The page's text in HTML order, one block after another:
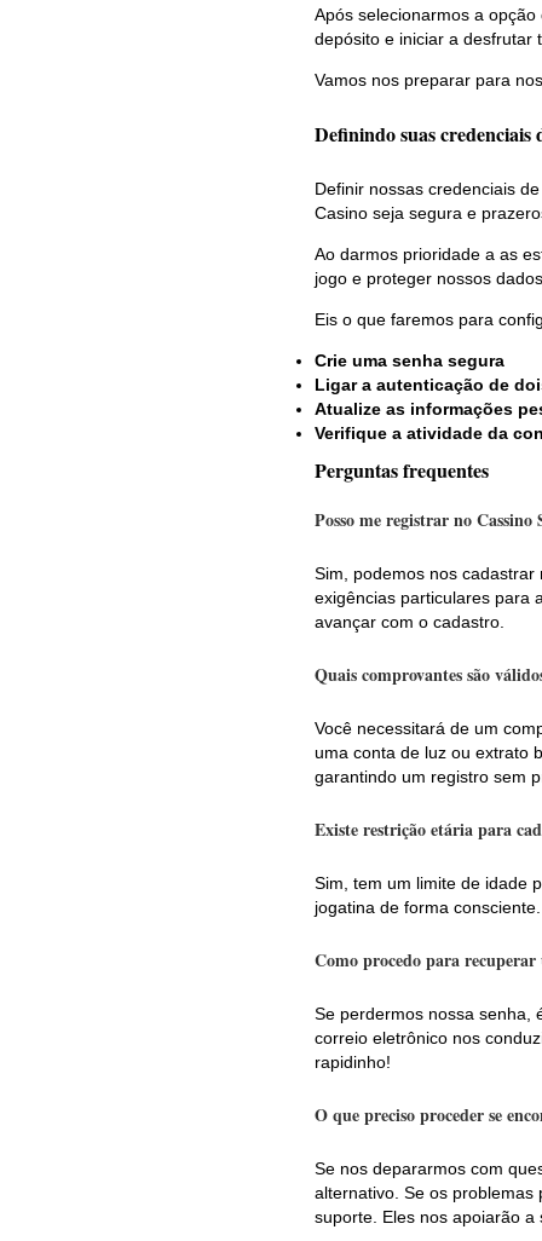
Após selecionarmos a
depósito e iniciar a desfrutar
Vamos nos preparar para
Definindo suas credenciais
Definir nossas credenciais
Casino seja segura e
Ao darmos prioridade a as
jogo e proteger nossos
Eis o que faremos para
Crie uma senha segura
Ligar a autenticação de
Atualize as informações
Verifique a atividade da
Perguntas frequentes
Posso me registrar no
Sim, podemos nos
exigências particulares para
avançar com o cadastro.
Quais comprovantes são
Você necessitará de um
uma conta de luz ou extrato
garantindo um registro sem
Existe restrição etária para
Sim, tem um limite de idade
jogatina de forma
Como procedo para recuperar
Se perdermos nossa senha,
correio eletrônico nos
rapidinho!
O que preciso proceder se
Se nos depararmos com
alternativo. Se os
suporte. Eles nos apoiarão